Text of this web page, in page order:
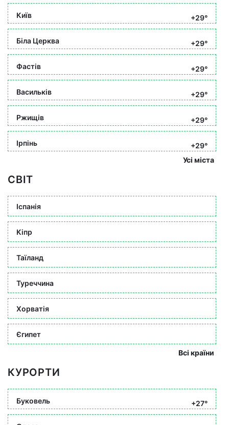
Київ +29°
Біла Церква +29°
Фастів +29°
Васильків +29°
Ржищів +29°
Ірпінь
+29°
Усі міста
СВІТ
Іспанія
Кіпр
Таїланд
Туреччина
Хорватія
Єгипет
Всі країни
КУРОРТИ
Буковель +27°